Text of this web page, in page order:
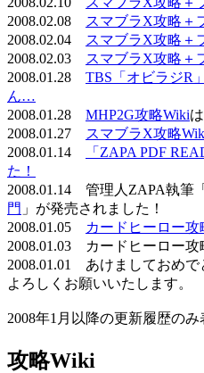
2008.02.08
スマブラX攻略＋
2008.02.04
スマブラX攻略＋
2008.02.03
スマブラX攻略＋
2008.01.28 TBS「オビラジR
ん…
2008.01.28 MHP2G攻略Wiki
2008.01.27
スマブラX攻略
2008.01.14
「ZAPA PDF
た！
2008.01.14 管理人ZAPA執筆「
門 」が発売されました！
2008.01.05
カードヒーロー攻
2008.01.03 カードヒーロー攻
2008.01.01 あけましておめ
よろしくお願いいたします。
2008年1月以降の更新履歴のみ
攻略Wiki